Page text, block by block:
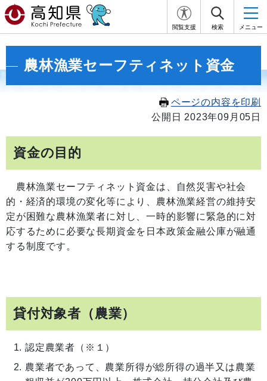
閲覧支援 検索 メニュー
農林漁業セーフティネット資金
ページの内容を印刷
公開日 2023年09月05日
資金の目的
農林漁業セーフティネット資金は、自然災害や社会
的・経済的環境の変化等により、農林漁業経営の維持安
定が困難な農林漁業者に対し、一時的影響に緊急的に対
応するために必要な長期資金を日本政策金融公庫が融通
する制度です。
貸付対象者（農業）
認定農業者（※１）
農業者であって、農業所得が総所得の過半又は農業